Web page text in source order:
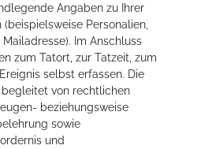
Angaben zu Ihrer
(beispielsweise Personalien,
Im Anschluss
zum Tatort, zur Tatzeit, zum
selbst erfassen. Die
von rechtlichen
beziehungsweise
sowie
und